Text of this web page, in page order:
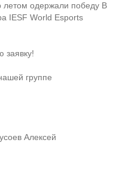
летом одержали победу В
IESF World Esports
заявку!
группе
Алексей